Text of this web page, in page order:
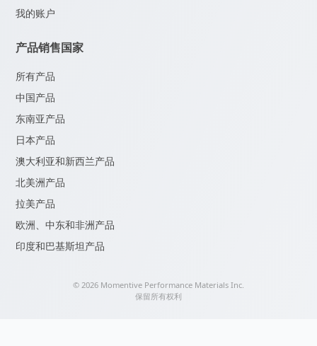
我的账户
产品销售国家
所有产品
中国产品
东南亚产品
日本产品
澳大利亚和新西兰产品
北美洲产品
拉美产品
欧洲、中东和非洲产品
印度和巴基斯坦产品
© 2026 Momentive Performance Materials Inc.
保留所有权利